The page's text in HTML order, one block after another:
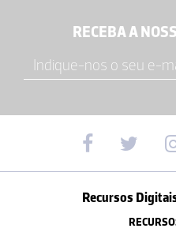
RECEBA A
Recursos